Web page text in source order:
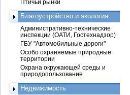
Птичьи рынки
Благоустройство и экология
Административно-технические
инспекции (ОАТИ, Гостехнадзор)
ГБУ "Автомобильные дороги"
Особо охраняемые природные
территории
Охрана окружающей среды и
природопользование
Недвижимость